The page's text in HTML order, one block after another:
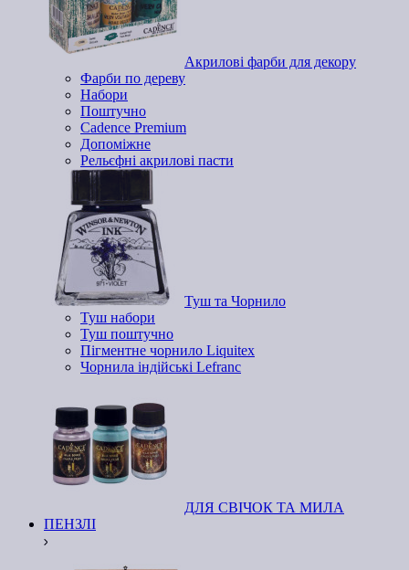
Акрилові фарби для декору
Фарби по дереву
Набори
Поштучно
Cadence Premium
Допоміжне
Рельєфні акрилові пасти
Туш та Чорнило
Туш набори
Туш поштучно
Пігментне чорнило Liquitex
Чорнила індійські Lefranc
ДЛЯ СВІЧОК ТА МИЛА
ПЕНЗЛІ